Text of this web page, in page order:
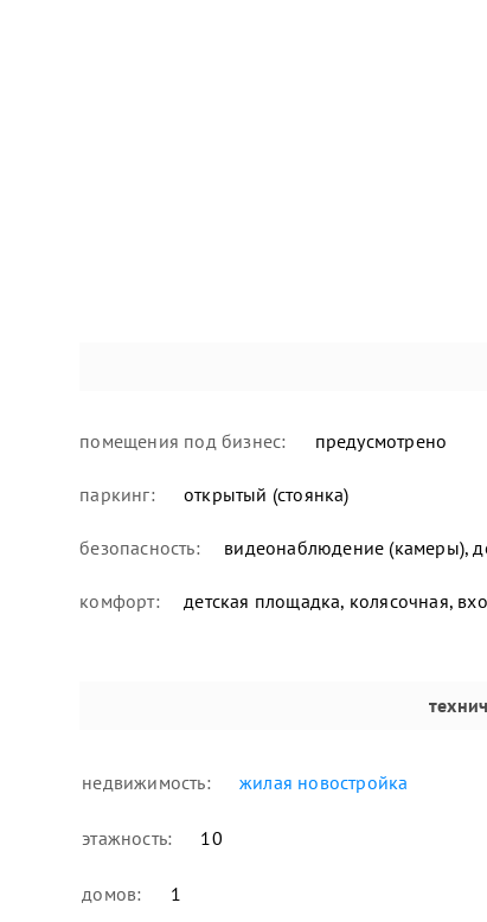
помещения под бизнес: предусмотрено
паркинг: открытый (стоянка)
безопасность: видеонаблюдение (камеры),
комфорт: детская площадка, колясочная,
недвижимость: жилая новостройка
этажность: 10
домов: 1